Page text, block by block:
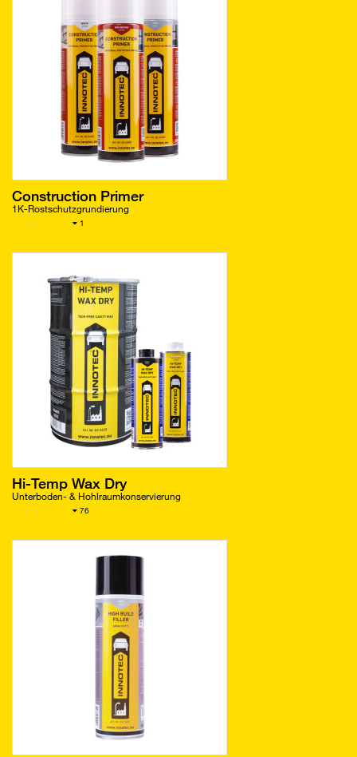
Construction Primer
1K-Rostschutzgrundierung
1
Hi-Temp Wax Dry
Unterboden- & Hohlraumkonservierung
76